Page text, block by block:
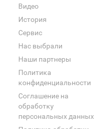
Видео
История
Сервис
Нас выбрали
Наши партнеры
Политика
конфиденциальности
Соглашение на
обработку
персональных данных